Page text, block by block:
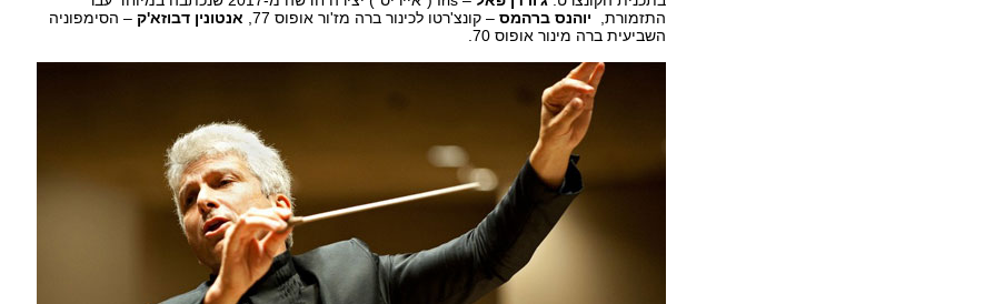
התזמורת,
יוהנס ברהמס – קונצ'רטו לכינור ברה מז'ור אופוס 77, אנטונין דבוזא'ק – הסימפוניה
השביעית ברה מינור אופוס 70.